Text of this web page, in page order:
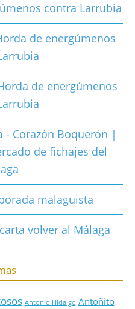
contra Larrubia
de energúmenos
de energúmenos
- Corazón Boquerón |
de fichajes del
malaguista
volver al Málaga
Antonio Hidalgo Antoñito